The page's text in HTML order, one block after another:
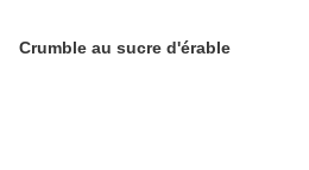
Crumble au sucre d'érable